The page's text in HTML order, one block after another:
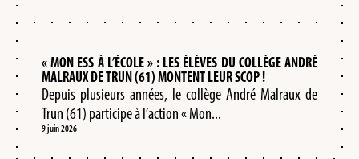
« MON ESS À L’ÉCOLE » : LES ÉLÈVES DU COLLÈGE ANDRÉ
MALRAUX DE TRUN (61) MONTENT LEUR SCOP !
Depuis plusieurs années, le collège André Malraux de
Trun (61) participe à l’action « Mon...
9 juin 2026